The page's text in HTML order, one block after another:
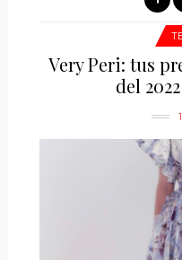
Very Peri: tus
del